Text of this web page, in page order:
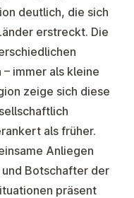
deutlich, die sich
erstreckt. Die
immer als kleine
zeige sich diese
als früher.
Anliegen
Botschafter der
präsent